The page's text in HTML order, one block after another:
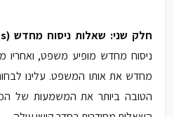
חלק שני: שאלות ניסוח מחדש (
ניסוח מחדש מופיע משפט, ואחריו
מחדש את אותו המשפט. עלינו
הטובה ביותר את המשמעות של